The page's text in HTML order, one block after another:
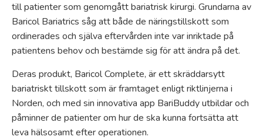
till patienter som genomgått bariatrisk kirurgi. Grundarna av
Baricol Bariatrics såg att både de näringstillskott som
ordinerades och själva eftervården inte var inriktade på
patientens behov och bestämde sig för att ändra på det.
Deras produkt, Baricol Complete, är ett skräddarsytt
bariatriskt tillskott som är framtaget enligt riktlinjerna i
Norden, och med sin innovativa app BariBuddy utbildar och
påminner de patienter om hur de ska kunna fortsätta att
leva hälsosamt efter operationen.